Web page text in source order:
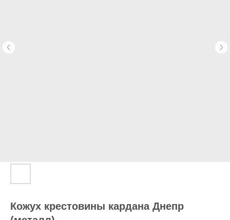
Кожух крестовины кардана Днепр